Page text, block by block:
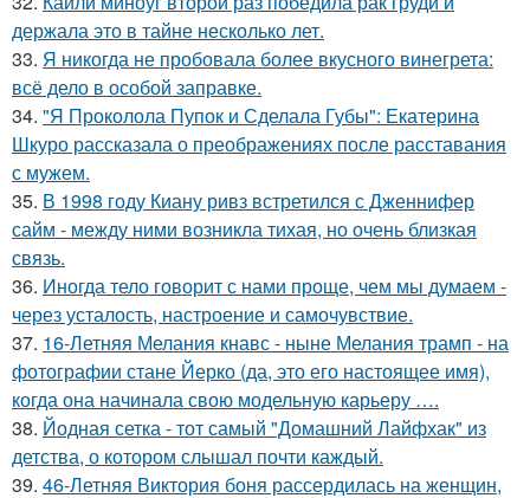
держала это в тайне несколько лет.
33. Я никогда не пробовала более вкусного винегрета:
всё дело в особой заправке.
34. "Я Проколола Пупок и Сделала Губы": Екатерина
Шкуро рассказала о преображениях после расставания
с мужем.
35. В 1998 году Киану ривз встретился с Дженнифер
сайм - между ними возникла тихая, но очень близкая
связь.
36. Иногда тело говорит с нами проще, чем мы думаем -
через усталость, настроение и самочувствие.
37. 16-Летняя Мелания кнавс - ныне Мелания трамп - на
фотографии стане Йерко (да, это его настоящее имя),
когда она начинала свою модельную карьеру ….
38. Йодная сетка - тот самый "Домашний Лайфхак" из
детства, о котором слышал почти каждый.
39. 46-Летняя Виктория боня рассердилась на женщин,